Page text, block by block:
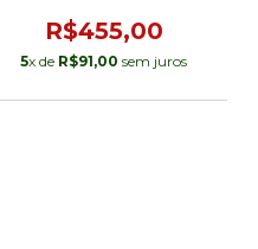
R$455,00
5x de R$91,00 sem juros